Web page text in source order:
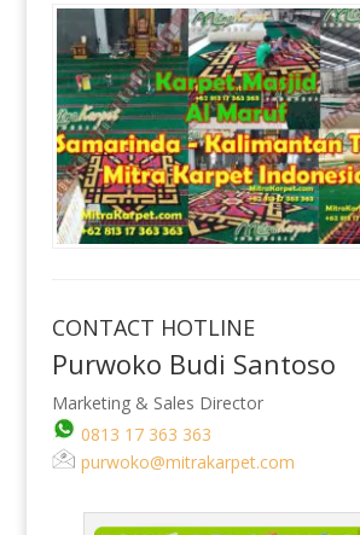
CONTACT HOTLINE
Purwoko Budi Santoso
Marketing & Sales Director
0813 17 363 363
purwoko@mitrakarpet.com